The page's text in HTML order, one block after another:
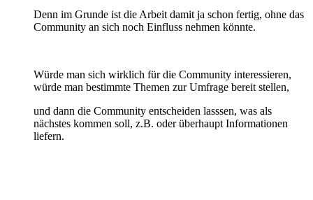
Denn im Grunde ist die Arbeit damit ja schon fertig, ohne das
Community an sich noch Einfluss nehmen könnte.
Würde man sich wirklich für die Community interessieren,
würde man bestimmte Themen zur Umfrage bereit stellen,
und dann die Community entscheiden lasssen, was als
nächstes kommen soll, z.B. oder überhaupt Informationen
liefern.